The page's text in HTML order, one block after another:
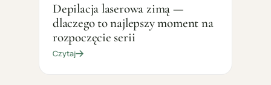
Depilacja laserowa zimą —
dlaczego to najlepszy moment na
rozpoczęcie serii
Czytaj